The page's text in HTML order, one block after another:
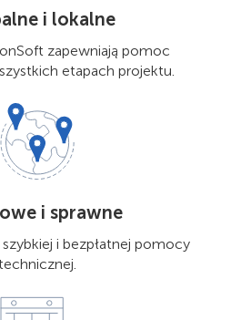
i lokalne
zapewniają pomoc
etapach projektu.
i sprawne
i bezpłatnej pomocy